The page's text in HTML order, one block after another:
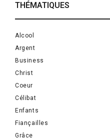
THÉMATIQUES
Alcool
Argent
Business
Christ
Coeur
Célibat
Enfants
Fiançailles
Grâce